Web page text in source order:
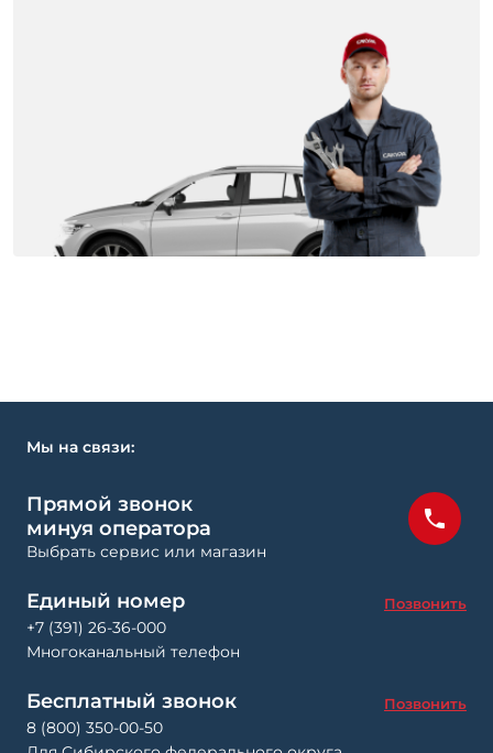
Мы на связи:
Прямой звонок
минуя оператора
Выбрать сервис или магазин
Единый номер Позвонить
+7 (391) 26-36-000
Многоканальный телефон
Бесплатный звонок Позвонить
8 (800) 350-00-50